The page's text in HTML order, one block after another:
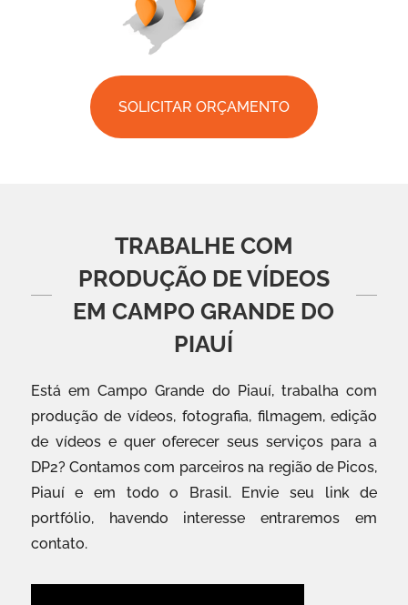
SOLICITAR ORÇAMENTO
TRABALHE COM
PRODUÇÃO DE VÍDEOS
EM CAMPO GRANDE DO
PIAUÍ
Está em Campo Grande do Piauí, trabalha com
produção de vídeos, fotografia, filmagem, edição
de vídeos e quer oferecer seus serviços para a
DP2? Contamos com parceiros na região de Picos,
Piauí e em todo o Brasil. Envie seu link de
portfólio, havendo interesse entraremos em
contato.